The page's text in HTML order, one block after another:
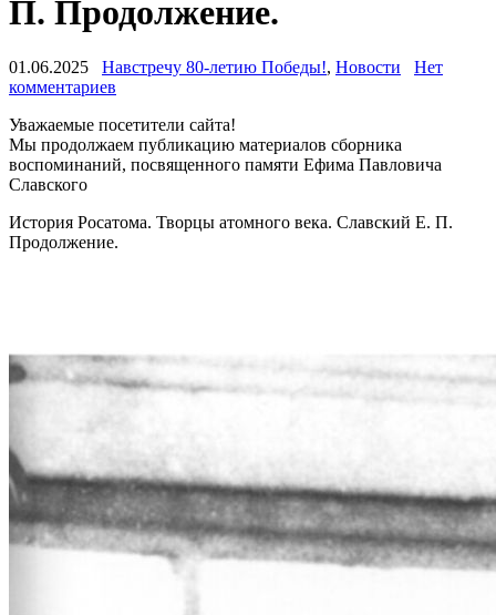
П. Продолжение.
01.06.2025 Навстречу 80-летию Победы!, Новости
Нет
комментариев
Уважаемые посетители сайта!
Мы продолжаем публикацию материалов сборника
воспоминаний, посвященного памяти Ефима Павловича
Славского
История Росатома. Творцы атомного века. Славский Е. П.
Продолжение.